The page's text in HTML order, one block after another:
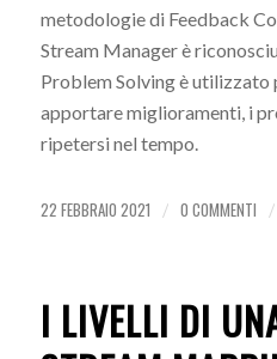
metodologie di Feedback
Stream Manager è
Problem Solving è utilizzato
apportare miglioramenti, i
ripetersi nel tempo.
22 FEBBRAIO 2021 / 0 COMMENTI /
I LIVELLI DI